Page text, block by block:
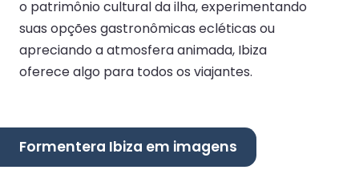
o patrimônio cultural da ilha, experimentando
suas opções gastronômicas ecléticas ou
apreciando a atmosfera animada, Ibiza
oferece algo para todos os viajantes.
Formentera Ibiza em imagens